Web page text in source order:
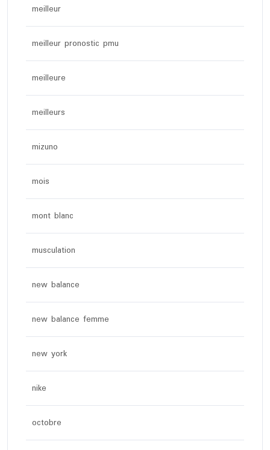
meilleur
meilleur pronostic pmu
meilleure
meilleurs
mizuno
mois
mont blanc
musculation
new balance
new balance femme
new york
nike
octobre